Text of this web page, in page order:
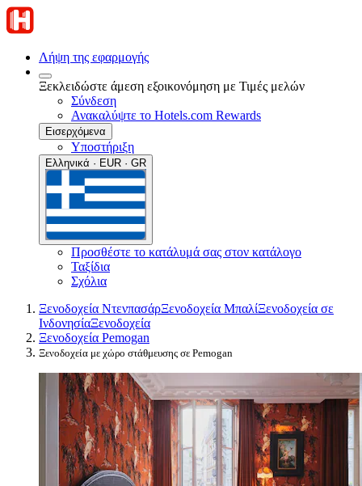
Λήψη της εφαρμογής
Ξεκλειδώστε άμεση εξοικονόμηση με Τιμές μελών
Σύνδεση
Ανακαλύψτε το Hotels.com Rewards
Εισερχόμενα
Υποστήριξη
Ελληνικά · EUR · GR
Προσθέστε το κατάλυμά σας στον κατάλογο
Ταξίδια
Σχόλια
Ξενοδοχεία ΝτενπασάρΞενοδοχεία ΜπαλίΞενοδοχεία σε
ΙνδονησίαΞενοδοχεία
Ξενοδοχεία Pemogan
Ξενοδοχεία με χώρο στάθμευσης σε Pemogan